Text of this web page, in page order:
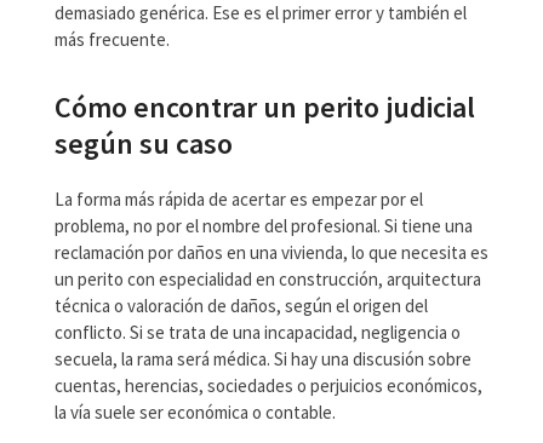
demasiado genérica. Ese es el primer error y también el
más frecuente.
Cómo encontrar un perito judicial
según su caso
La forma más rápida de acertar es empezar por el
problema, no por el nombre del profesional. Si tiene una
reclamación por daños en una vivienda, lo que necesita es
un perito con especialidad en construcción, arquitectura
técnica o valoración de daños, según el origen del
conflicto. Si se trata de una incapacidad, negligencia o
secuela, la rama será médica. Si hay una discusión sobre
cuentas, herencias, sociedades o perjuicios económicos,
la vía suele ser económica o contable.